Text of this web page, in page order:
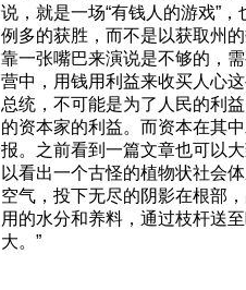
说，就是一场“有钱人的游戏”
例多的获胜，而不是以获取州
靠一张嘴巴来演说是不够的，
营中，用钱用利益来收买人心
总统，不可能是为了人民的利
的资本家的利益。而资本在其
报。之前看到一篇文章也可以
以看出一个古怪的植物状社会
空气，投下无尽的阴影在根部
用的水分和养料，通过枝杆送
大。”